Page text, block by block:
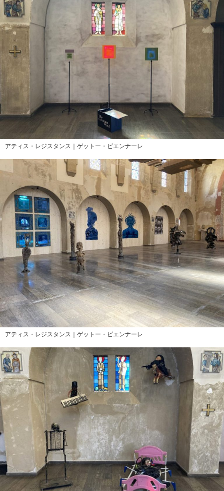
アティス・レジスタンス｜ゲットー・ビエンナーレ
アティス・レジスタンス｜ゲットー・ビエンナーレ